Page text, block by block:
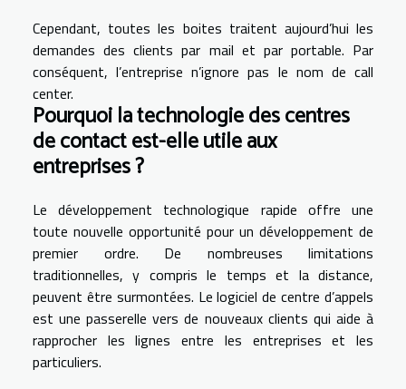
Cependant, toutes les boites traitent aujourd’hui les
demandes des clients par mail et par portable. Par
conséquent, l’entreprise n’ignore pas le nom de call
center.
Pourquoi la technologie des centres
de contact est-elle utile aux
entreprises ?
Le développement technologique rapide offre une
toute nouvelle opportunité pour un développement de
premier ordre. De nombreuses limitations
traditionnelles, y compris le temps et la distance,
peuvent être surmontées. Le logiciel de centre d’appels
est une passerelle vers de nouveaux clients qui aide à
rapprocher les lignes entre les entreprises et les
particuliers.